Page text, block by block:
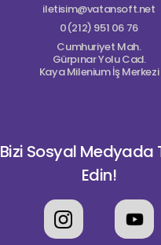
iletisim@vatansoft.net
0(212) 951 06 76
Cumhuriyet Mah.
Gürpınar Yolu Cad.
Kaya Milenium İş Merkezi
Bizi Sosyal Medyada
Edin!